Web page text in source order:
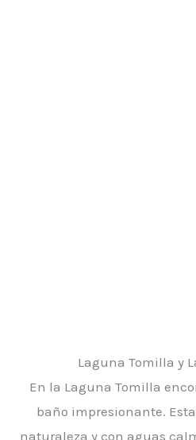
Laguna Tomilla y
En la Laguna Tomilla
baño impresionante.
naturaleza y con aguas